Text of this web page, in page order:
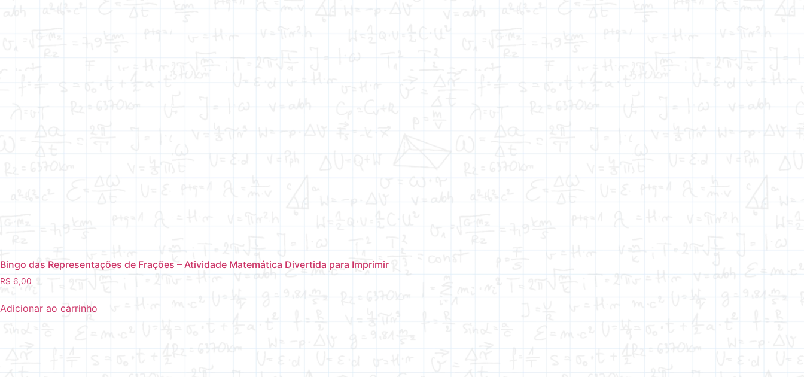
Bingo das Representações de Frações – Atividade Matemática Divertida para Imprimir
R$ 6,00
Adicionar ao carrinho